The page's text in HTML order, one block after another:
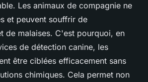
Les animaux de compagnie ne
et peuvent souffrir de
de malaises. C'est pourquoi, en
de détection canine, les
être ciblées efficacement sans
chimiques. Cela permet non